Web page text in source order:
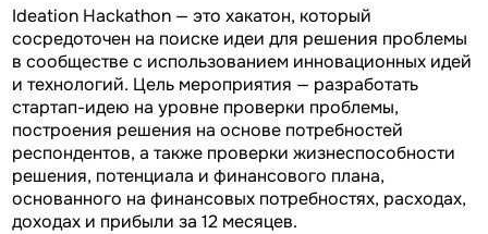
Ideation Hackathon — это хакатон, который
сосредоточен на поиске идеи для решения проблемы
в сообществе с использованием инновационных идей
и технологий. Цель мероприятия — разработать
стартап-идею на уровне проверки проблемы,
построения решения на основе потребностей
респондентов, а также проверки жизнеспособности
решения, потенциала и финансового плана,
основанного на финансовых потребностях, расходах,
доходах и прибыли за 12 месяцев.